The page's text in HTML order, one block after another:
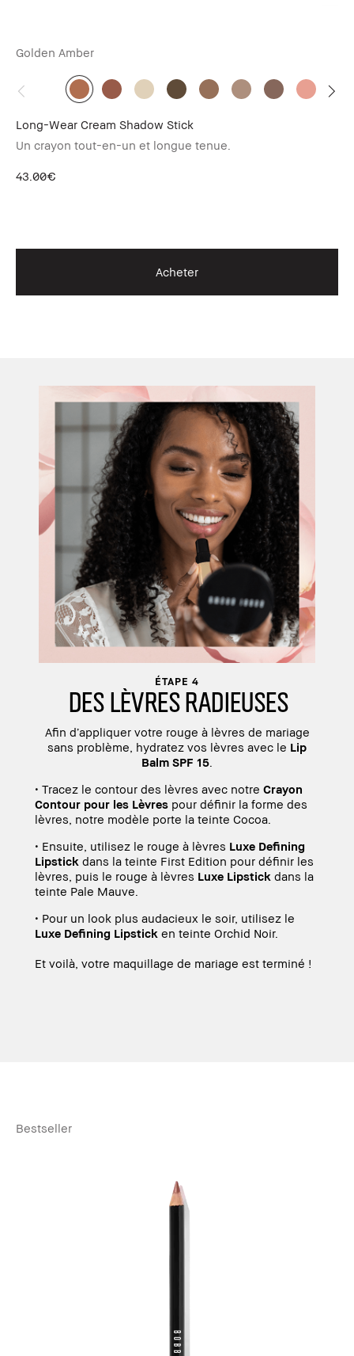
Golden Amber
Long-Wear Cream Shadow Stick
Un crayon tout-en-un et longue tenue.
43.00€
Acheter
ÉTAPE 4
DES LÈVRES RADIEUSES
Afin d’appliquer votre rouge à lèvres de mariage
sans problème, hydratez vos lèvres avec le Lip
Balm SPF 15
• Tracez le contour des lèvres avec notre Crayon
Contour pour les Lèvres pour définir la forme des
lèvres, notre modèle porte la teinte Cocoa.
• Ensuite, utilisez le rouge à lèvres Luxe Defining
Lipstick dans la teinte First Edition pour définir les
lèvres, puis le rouge à lèvres Luxe Lipstick dans la
teinte Pale Mauve.
• Pour un look plus audacieux le soir, utilisez le
Luxe Defining Lipstick en teinte Orchid Noir.
Et voilà, votre maquillage de mariage est terminé !
Bestseller